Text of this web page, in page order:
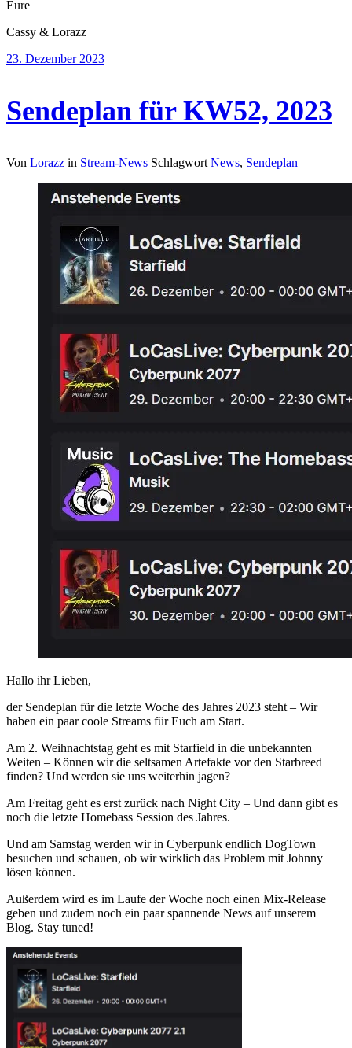
Eure
Cassy & Lorazz
23. Dezember 2023
Sendeplan für KW52, 2023
Von Lorazz in Stream-News Schlagwort News, Sendeplan
Hallo ihr Lieben,
der Sendeplan für die letzte Woche des Jahres 2023 steht – Wir
haben ein paar coole Streams für Euch am Start.
Am 2. Weihnachtstag geht es mit Starfield in die unbekannten
Weiten – Können wir die seltsamen Artefakte vor den Starbreed
finden? Und werden sie uns weiterhin jagen?
Am Freitag geht es erst zurück nach Night City – Und dann gibt es
noch die letzte Homebass Session des Jahres.
Und am Samstag werden wir in Cyberpunk endlich DogTown
besuchen und schauen, ob wir wirklich das Problem mit Johnny
lösen können.
Außerdem wird es im Laufe der Woche noch einen Mix-Release
geben und zudem noch ein paar spannende News auf unserem
Blog. Stay tuned!